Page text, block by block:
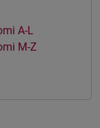
A-L
M-Z